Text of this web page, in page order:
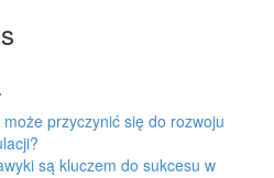
przyczynić się do rozwoju
są kluczem do sukcesu w